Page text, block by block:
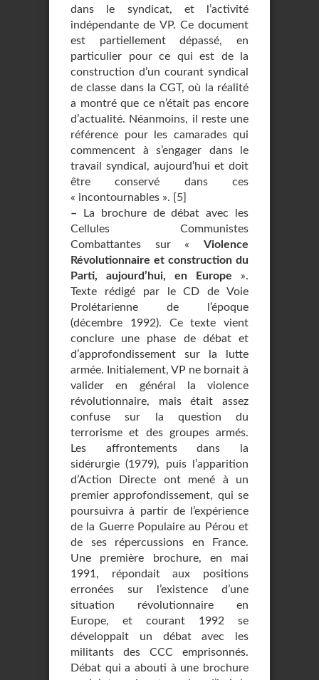
dans le syndicat, et l’activité
indépendante de VP. Ce document
est partiellement dépassé, en
particulier pour ce qui est de la
construction d’un courant syndical
de classe dans la CGT, où la réalité
a montré que ce n’était pas encore
d’actualité. Néanmoins, il reste une
référence pour les camarades qui
commencent à s’engager dans le
travail syndical, aujourd’hui et doit
être conservé dans ces
« incontournables ». [5]
– La brochure de débat avec les
Cellules Communistes
Combattantes sur « Violence
Révolutionnaire et construction du
Parti, aujourd’hui, en Europe ».
Texte rédigé par le CD de Voie
Prolétarienne de l’époque
(décembre 1992). Ce texte vient
conclure une phase de débat et
d’approfondissement sur la lutte
armée. Initialement, VP ne bornait à
valider en général la violence
révolutionnaire, mais était assez
confuse sur la question du
terrorisme et des groupes armés.
Les affrontements dans la
sidérurgie (1979), puis l’apparition
d’Action Directe ont mené à un
premier approfondissement, qui se
poursuivra à partir de l’expérience
de la Guerre Populaire au Pérou et
de ses répercussions en France.
Une première brochure, en mai
1991, répondait aux positions
erronées sur l’existence d’une
situation révolutionnaire en
Europe, et courant 1992 se
développait un débat avec les
militants des CCC emprisonnés.
Débat qui a abouti à une brochure